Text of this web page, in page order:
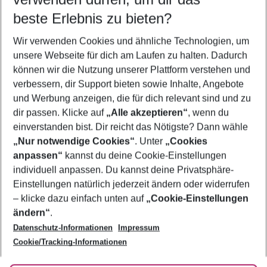
5-8 Nächte
2 Erwachsene Keine Kinder
Mehr Filter anzeigen
Footer
Footer navigation
Über uns
AGB
Bestpreisgarantie
Cookie-Einstellungen ändern
Cookie-Richtlinie
Agenturbetreuung
Barrierefreies Reisen
Folge uns
beste Erlebnis zu bieten?
Wir verwenden Cookies und ähnliche Technologien, um
unsere Webseite für dich am Laufen zu halten. Dadurch
können wir die Nutzung unserer Plattform verstehen und
verbessern, dir Support bieten sowie Inhalte, Angebote
und Werbung anzeigen, die für dich relevant sind und zu
dir passen. Klicke auf „Alle akzeptieren“, wenn du
einverstanden bist. Dir reicht das Nötigste? Dann wähle
„Nur notwendige Cookies“. Unter „Cookies
anpassen“ kannst du deine Cookie-Einstellungen
individuell anpassen. Du kannst deine Privatsphäre-
Einstellungen natürlich jederzeit ändern oder widerrufen
– klicke dazu einfach unten auf „Cookie-Einstellungen
ändern“.
Datenschutz-Informationen
Impressum
Cookie/Tracking-Informationen